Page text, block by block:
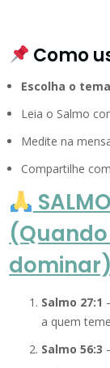
Como
Escolha o tema
Leia o Salmo
Medite na
Compartilhe
dominar)
Salmo 27:1
a quem
Salmo 56:3